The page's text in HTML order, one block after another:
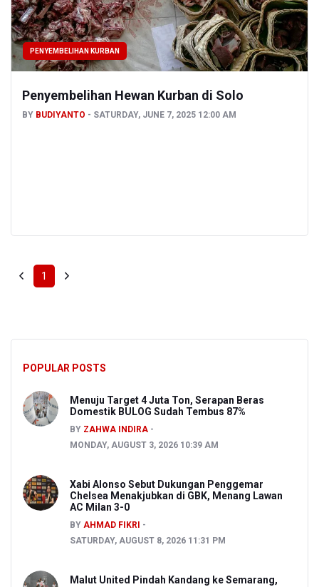
PENYEMBELIHAN KURBAN
Penyembelihan Hewan Kurban di Solo
BY BUDIYANTO SATURDAY, JUNE 7, 2025 12:00 AM
1
POPULAR POSTS
Menuju Target 4 Juta Ton, Serapan Beras
Domestik BULOG Sudah Tembus 87%
BY ZAHWA INDIRA
MONDAY, AUGUST 3, 2026 10:39 AM
Xabi Alonso Sebut Dukungan Penggemar
Chelsea Menakjubkan di GBK, Menang Lawan
AC Milan 3-0
BY AHMAD FIKRI
SATURDAY, AUGUST 8, 2026 11:31 PM
Malut United Pindah Kandang ke Semarang,